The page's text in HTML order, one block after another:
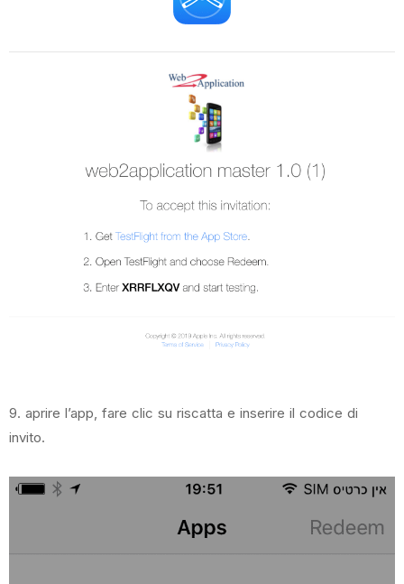
9. aprire l’app, fare clic su riscatta e inserire il codice di
invito.